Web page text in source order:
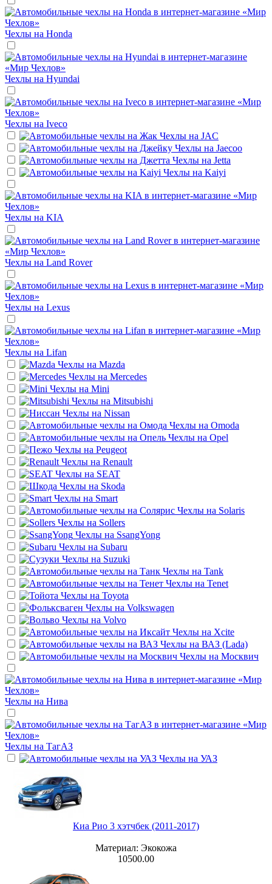
Чехлы на Honda
Чехлы на Hyundai
Чехлы на Iveco
Чехлы на JAC
Чехлы на Jaecoo
Чехлы на Jetta
Чехлы на Kaiyi
Чехлы на KIA
Чехлы на Land Rover
Чехлы на Lexus
Чехлы на Lifan
Чехлы на Mazda
Чехлы на Mercedes
Чехлы на Mini
Чехлы на Mitsubishi
Чехлы на Nissan
Чехлы на Omoda
Чехлы на Opel
Чехлы на Peugeot
Чехлы на Renault
Чехлы на SEAT
Чехлы на Skoda
Чехлы на Smart
Чехлы на Solaris
Чехлы на Sollers
Чехлы на SsangYong
Чехлы на Subaru
Чехлы на Suzuki
Чехлы на Tank
Чехлы на Tenet
Чехлы на Toyota
Чехлы на Volkswagen
Чехлы на Volvo
Чехлы на Xcite
Чехлы на ВАЗ (Lada)
Чехлы на Москвич
Чехлы на Нива
Чехлы на ТагАЗ
Чехлы на УАЗ
Киа Рио 3 хэтчбек (2011-2017)
Материал: Экокожа
10500.00